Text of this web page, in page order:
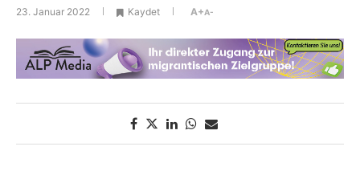
23. Januar 2022 Kaydet A+A-